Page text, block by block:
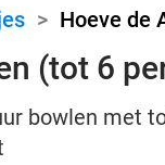
> Hoeve de
(tot 6
bowlen met